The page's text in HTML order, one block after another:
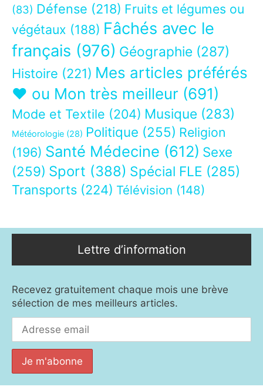
(83) Défense (218) Fruits et légumes ou
végétaux (188) Fâchés avec le
français (976) Géographie (287)
Histoire (221) Mes articles préférés
❤ ou Mon très meilleur (691)
Mode et Textile (204) Musique (283)
Météorologie (28) Politique (255) Religion
(196) Santé Médecine (612) Sexe
(259) Sport (388) Spécial FLE (285)
Transports (224) Télévision (148)
Lettre d’information
Recevez gratuitement chaque mois une brève
sélection de mes meilleurs articles.